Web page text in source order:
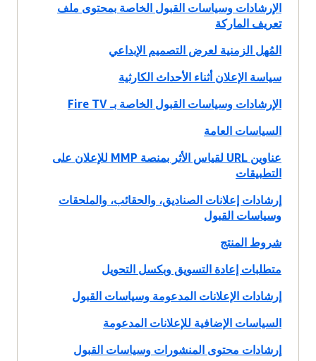
الإرشادات وسياسات القبول الخاصة بمحتوى ملف
تعريف الماركة
المُهل الزمنية لعرض التصميم الإبداعي
سياسة الإعلان أثناء الأحداث الكارثية
الإرشادات وسياسات القبول الخاصة بـ Fire TV
السياسات العامة
عناوين URL لقياس الأثر بمنصة MMP للإعلان على
التطبيقات
إرشادات إعلانات الصناديق، والحقائب، والملحقات
وسياسات القبول
شروط المنتج
متطلبات إعادة التسويق وبكسل التحويل
إرشادات الإعلانات المدعومة وسياسات القبول
السياسات الإضافية للإعلانات المدعومة
إرشادات محتوى المنشورات وسياسات القبول